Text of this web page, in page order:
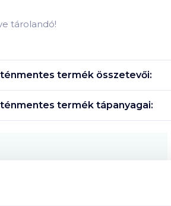
tárolandó!
termék összetevői:
termék tápanyagai: